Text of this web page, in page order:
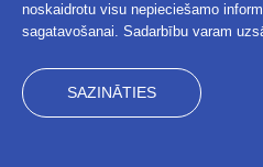
noskaidrotu visu nepieciešamo
sagatavošanai. Sadarbību varam
SAZINĀTIES